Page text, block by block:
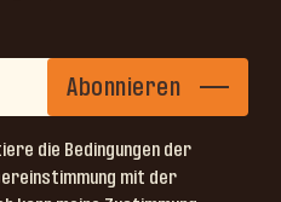
die Bedingungen der
mit der
Abonnieren